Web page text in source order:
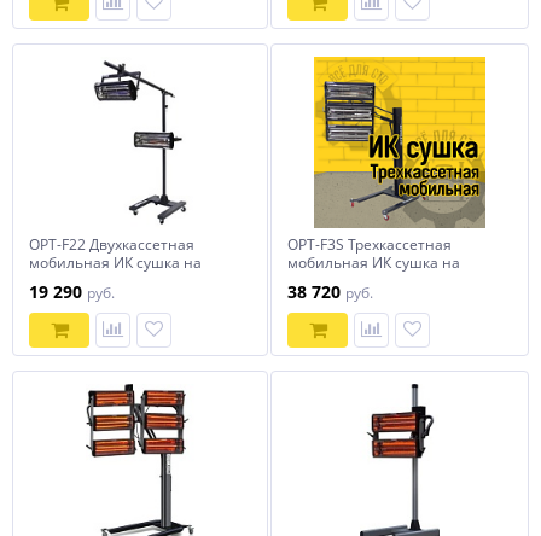
OPT-F22 Двухкассетная
мобильная ИК сушка на
OPTIMUS
19 290 руб.
OPT-F3S Трехкассетная
мобильная ИК сушка на
38 720 руб.